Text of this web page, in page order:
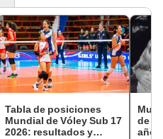
Tabla de posiciones
Mundial de Vóley Sub 17
2026: resultados y
de